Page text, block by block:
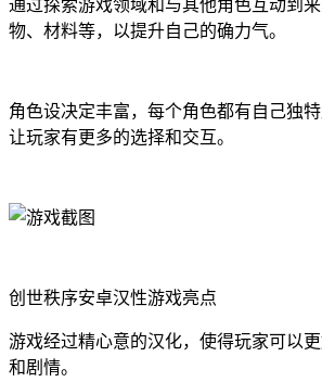
通过探索游戏领域和与其他角色互动到
物、材料等，以提升自己的确力气。
角色设决定丰富，每个角色都有自己独特
让玩家有更多的选择和交互。
创世秩序安卓汉性游戏亮点
游戏经过精心意的汉化，使得玩家可以
和剧情。